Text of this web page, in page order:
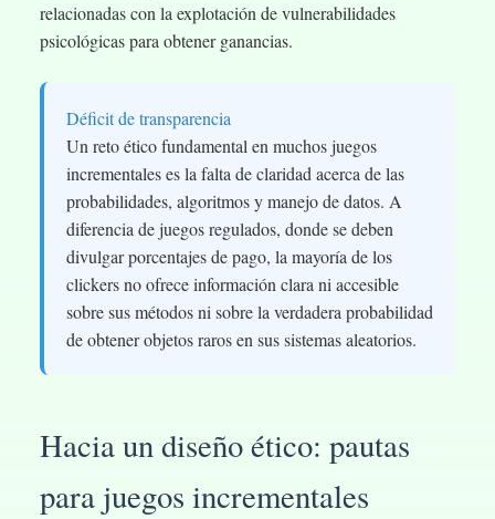
relacionadas con la explotación de vulnerabilidades
psicológicas para obtener ganancias.
Déficit de transparencia
Un reto ético fundamental en muchos juegos
incrementales es la falta de claridad acerca de las
probabilidades, algoritmos y manejo de datos. A
diferencia de juegos regulados, donde se deben
divulgar porcentajes de pago, la mayoría de los
clickers no ofrece información clara ni accesible
sobre sus métodos ni sobre la verdadera probabilidad
de obtener objetos raros en sus sistemas aleatorios.
Hacia un diseño ético: pautas
para juegos incrementales